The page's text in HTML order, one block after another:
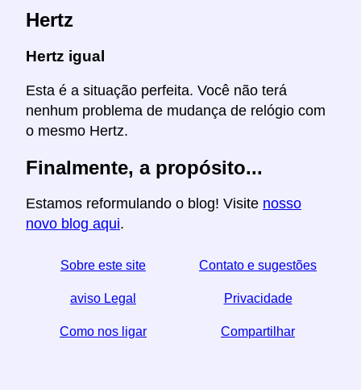
Hertz
Hertz igual
Esta é a situação perfeita. Você não terá
nenhum problema de mudança de relógio com
o mesmo Hertz.
Finalmente, a propósito...
Estamos reformulando o blog! Visite nosso
novo blog aqui.
Sobre este site Contato e sugestões
aviso Legal Privacidade
Como nos ligar Compartilhar